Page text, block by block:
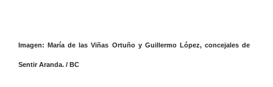
Imagen: María de las Viñas Ortuño y Guillermo López, concejales de
Sentir Aranda. / BC